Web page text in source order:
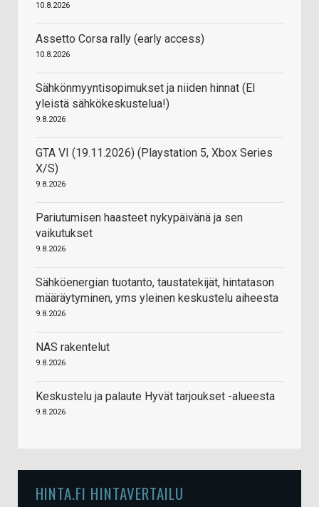
10.8.2026
Assetto Corsa rally (early access)
10.8.2026
Sähkönmyyntisopimukset ja niiden hinnat (EI
yleistä sähkökeskustelua!)
9.8.2026
GTA VI (19.11.2026) (Playstation 5, Xbox Series
X/S)
9.8.2026
Pariutumisen haasteet nykypäivänä ja sen
vaikutukset
9.8.2026
Sähköenergian tuotanto, taustatekijät, hintatason
määräytyminen, yms yleinen keskustelu aiheesta
9.8.2026
NAS rakentelut
9.8.2026
Keskustelu ja palaute Hyvät tarjoukset -alueesta
9.8.2026
HINTA.FI HINTAVERTAILU